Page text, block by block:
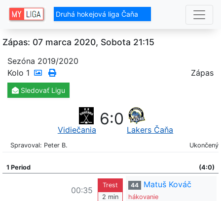
Druhá hokejová liga Čaňa
Zápas: 07 marca 2020, Sobota 21:15
Sezóna 2019/2020
Kolo 1 Zápas
Sledovať Ligu
Vidiečania
6:0
Lakers Čaňa
Spravoval: Peter B. Ukončený
1 Period (4:0)
00:35
Trest
2 min
44 Matuš Kováč
hákovanie